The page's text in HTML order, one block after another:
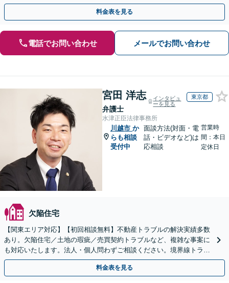
で一貫サポート【夜間や休日相談も対応可能】
料金表を見る
電話でお問い合わせ メールでお問い合わせ
宮田 洋志
弁護士
インタビュ
ーを見る
東京都
水津正臣法律事務所
川越市 か
らも相談
受付中
面談方法(対面・電
話・ビデオなど)は
応相談
営業時
間：本日
定休日
欠陥住宅
【関東エリア対応】【初回相談無料】不動産トラブルの解決実績多数
あり。欠陥住宅／土地の瑕疵／売買契約トラブルなど、複雑な事案に
も対応いたします。法人・個人問わずご相談ください。境界線トラブ
ルも多くの対応実績あり。【電話相談・Web面談可】
料金表を見る